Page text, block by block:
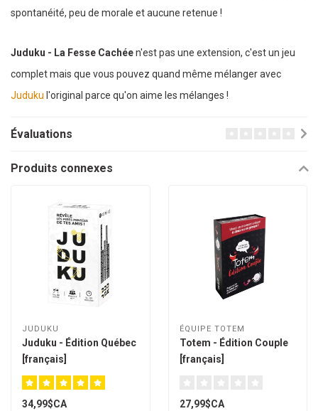
spontanéité, peu de morale et aucune retenue !
Juduku - La Fesse Cachéen'est pas une extension, c'est un jeu
complet mais que vous pouvez quand même mélanger avec
Juduku l'original parce qu'on aime les mélanges !
Évaluations
Produits connexes
JUDUKU
Juduku - Édition Québec
[français]
34,99$CA
ÉQUIPE TOTEM
Totem - Édition Couple
[français]
27,99$CA